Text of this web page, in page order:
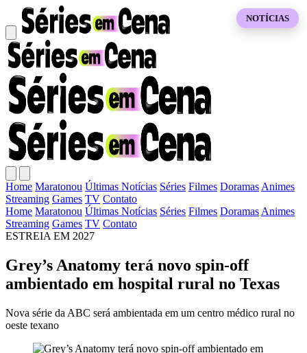
Home Maratonou Últimas Notícias Séries Filmes Doramas Animes
Streaming Games TV Contato
Home Maratonou Últimas Notícias Séries Filmes Doramas Animes
Streaming Games TV Contato
ESTREIA EM 2027
Grey’s Anatomy terá novo spin-off
ambientado em hospital rural no Texas
Nova série da ABC será ambientada em um centro médico rural no
oeste texano
NOTÍCIAS